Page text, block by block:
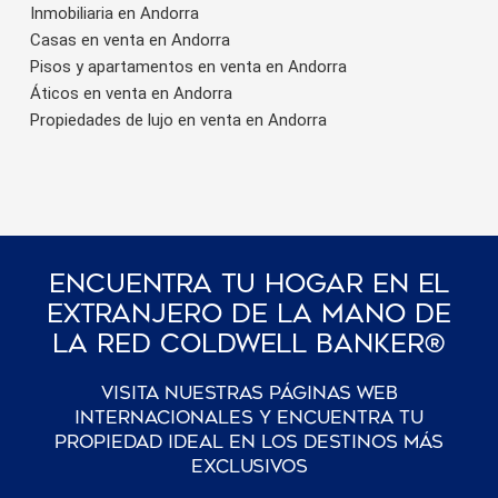
Inmobiliaria en Andorra
Casas en venta en Andorra
Pisos y apartamentos en venta en Andorra
Áticos en venta en Andorra
Propiedades de lujo en venta en Andorra
Encuentra Tu Hogar En El
Extranjero De La Mano De
La Red Coldwell Banker®
Visita nuestras páginas web
internacionales y encuentra tu
propiedad ideal en los destinos más
exclusivos